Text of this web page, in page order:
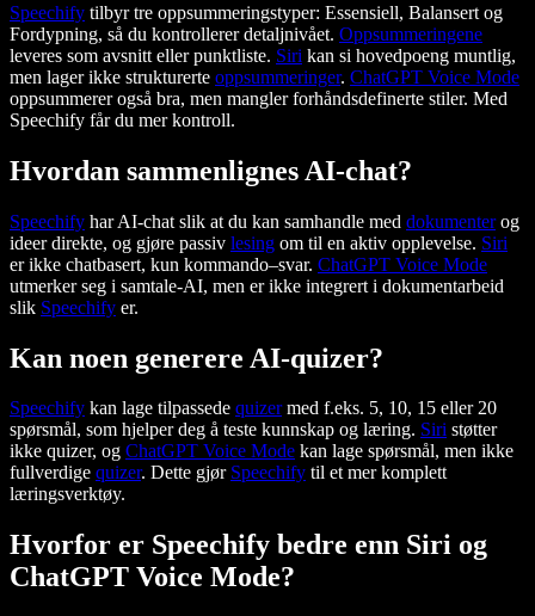
Speechify tilbyr tre oppsummeringstyper: Essensiell, Balansert og
Fordypning, så du kontrollerer detaljnivået. Oppsummeringene
leveres som avsnitt eller punktliste. Siri kan si hovedpoeng muntlig,
men lager ikke strukturerte oppsummeringer. ChatGPT Voice Mode
oppsummerer også bra, men mangler forhåndsdefinerte stiler. Med
Speechify får du mer kontroll.
Hvordan sammenlignes AI-chat?
Speechify har AI-chat slik at du kan samhandle med dokumenterog
ideer direkte, og gjøre passiv lesing om til en aktiv opplevelse. Siri
er ikke chatbasert, kun kommando–svar. ChatGPT Voice Mode
utmerker seg i samtale-AI, men er ikke integrert i dokumentarbeid
slik Speechify er.
Kan noen generere AI-quizer?
Speechify kan lage tilpassede quizermed f.eks. 5, 10, 15 eller 20
spørsmål, som hjelper deg å teste kunnskap og læring. Siri støtter
ikke quizer, og ChatGPT Voice Mode kan lage spørsmål, men ikke
fullverdige quizer. Dette gjør Speechify til et mer komplett
læringsverktøy.
Hvorfor er Speechify bedre enn Siri og
ChatGPT Voice Mode?